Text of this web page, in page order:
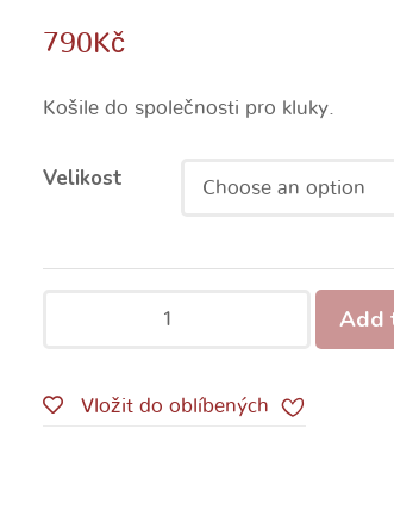
790Kč
Košile do společnosti pro kluky.
Velikost
Add
Vložit do oblíbených